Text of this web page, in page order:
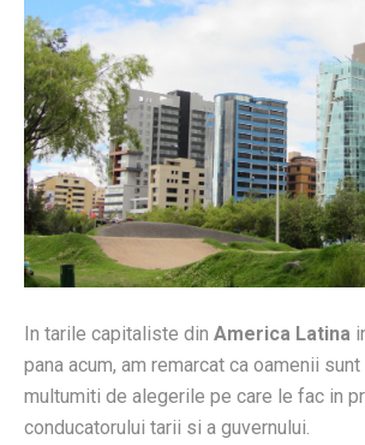
In tarile capitaliste din America Latina
pana acum, am remarcat ca oamenii sunt
multumiti de alegerile pe care le fac in
conducatorului tarii si a guvernului.